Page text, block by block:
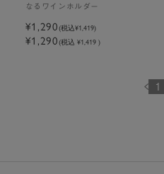
なるワインホルダー
¥1,290(税込¥1,419)
¥1,290(税込 ¥1,419 )
1